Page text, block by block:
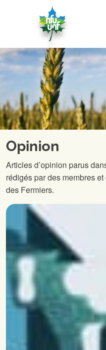
Aller au contenu
Opinion
Articles d’opinion parus
rédigés par des membres
des Fermiers.